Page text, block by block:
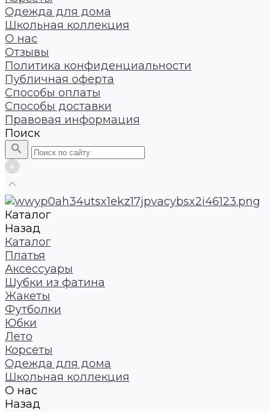
Одежда для дома
Школьная коллекция
О нас
Отзывы
Политика конфиденциальности
Публичная оферта
Способы оплаты
Способы доставки
Правовая информация
Поиск
Каталог
Назад
Каталог
Платья
Аксессуары
Шубки из фатина
Жакеты
Футболки
Юбки
Лето
Корсеты
Одежда для дома
Школьная коллекция
О нас
Назад